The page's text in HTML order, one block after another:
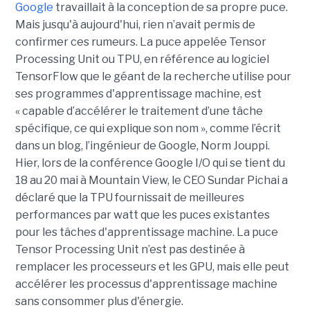
Google travaillait à la conception de sa propre puce.
Mais jusqu'à aujourd'hui, rien n’avait permis de
confirmer ces rumeurs. La puce appelée Tensor
Processing Unit ou TPU, en référence au logiciel
TensorFlow que le géant de la recherche utilise pour
ses programmes d'apprentissage machine, est
« capable d’accélérer le traitement d’une tâche
spécifique, ce qui explique son nom », comme l’écrit
dans un blog, l’ingénieur de Google, Norm Jouppi.
Hier, lors de la conférence Google I/O qui se tient du
18 au 20 mai à Mountain View, le CEO Sundar Pichai a
déclaré que la TPU fournissait de meilleures
performances par watt que les puces existantes
pour les tâches d'apprentissage machine. La puce
Tensor Processing Unit n’est pas destinée à
remplacer les processeurs et les GPU, mais elle peut
accélérer les processus d'apprentissage machine
sans consommer plus d'énergie.